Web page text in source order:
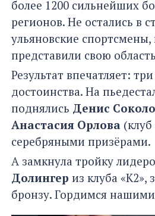
более 1200 сильнейших
регионов. Не остались в
ульяновские
представили свою
Результат впечатляет:
достоинства. На
поднялись Денис
Анастасия Орлова (клуб
серебряными призёрами.
А замкнула тройку
Долингер из клуба «К2»,
бронзу. Гордимся